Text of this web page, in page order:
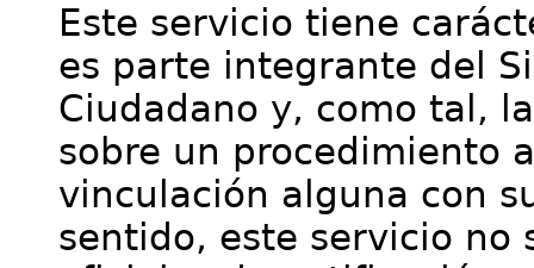
Este servicio tiene
es parte integrante del
Ciudadano y, como tal,
sobre un procedimiento
vinculación alguna con
sentido, este servicio no